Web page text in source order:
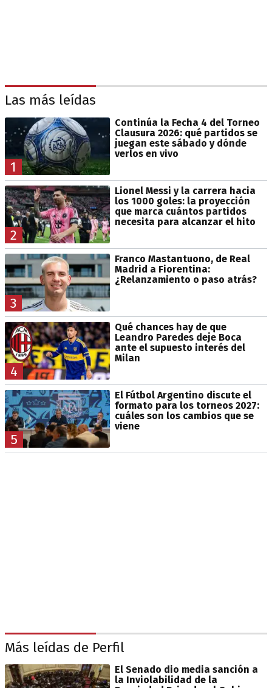
Las más leídas
1
Continúa la Fecha 4 del Torneo
Clausura 2026: qué partidos se
juegan este sábado y dónde
verlos en vivo
2
Lionel Messi y la carrera hacia
los 1000 goles: la proyección
que marca cuántos partidos
necesita para alcanzar el hito
3
Franco Mastantuono, de Real
Madrid a Fiorentina:
¿Relanzamiento o paso atrás?
4
Qué chances hay de que
Leandro Paredes deje Boca
ante el supuesto interés del
Milan
5
El Fútbol Argentino discute el
formato para los torneos 2027:
cuáles son los cambios que se
viene
Más leídas de Perfil
El Senado dio media sanción a
la Inviolabilidad de la